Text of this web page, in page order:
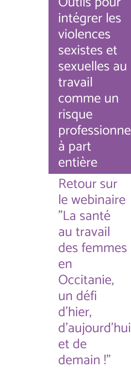
intégrer les
violences
sexistes et
sexuelles au
travail
comme un
risque
professionnel
à part
entière
Retour sur
le webinaire
"La santé
au travail
des femmes
en
Occitanie,
un défi
d'hier,
d'aujourd'hui
et de
demain !"